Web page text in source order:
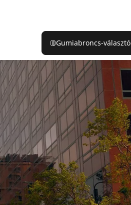
Gumiabroncs-választó